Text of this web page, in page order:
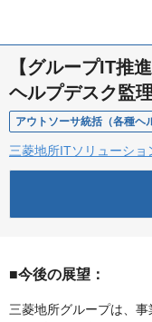
【グループIT推
ヘルプデスク監
三菱地所ITソリューシ
■今後の展望：
三菱地所グループは、